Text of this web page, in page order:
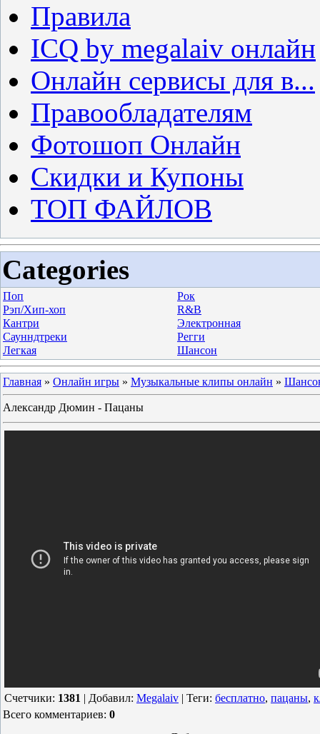
Правила
ICQ by megalaiv онлайн
Онлайн сервисы для в...
Правообладателям
Фотошоп Онлайн
Скидки и Купоны
ТОП ФАЙЛОВ
Categories
Поп
Рок
Рэп/Хип-хоп
R&B
Кантри
Электронная
Саунндтреки
Регги
Легкая
Шансон
Главная » Онлайн игры » Музыкальные клипы онлайн »
Александр Дюмин - Пацаны
Счетчики: 1381 | Добавил: Megalaiv | Теги: бесплатно, пацаны,
Всего комментариев: 0